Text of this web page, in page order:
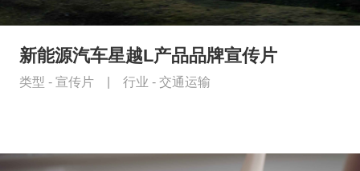
新能源汽车星越L产品品牌宣传片
类型 - 宣传片 行业 - 交通运输